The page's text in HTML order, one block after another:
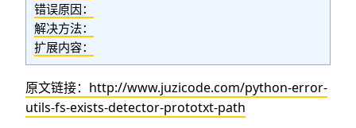
错误原因：
解决方法：
扩展内容：
原文链接：http://www.juzicode.com/python-error-
utils-fs-exists-detector-prototxt-path